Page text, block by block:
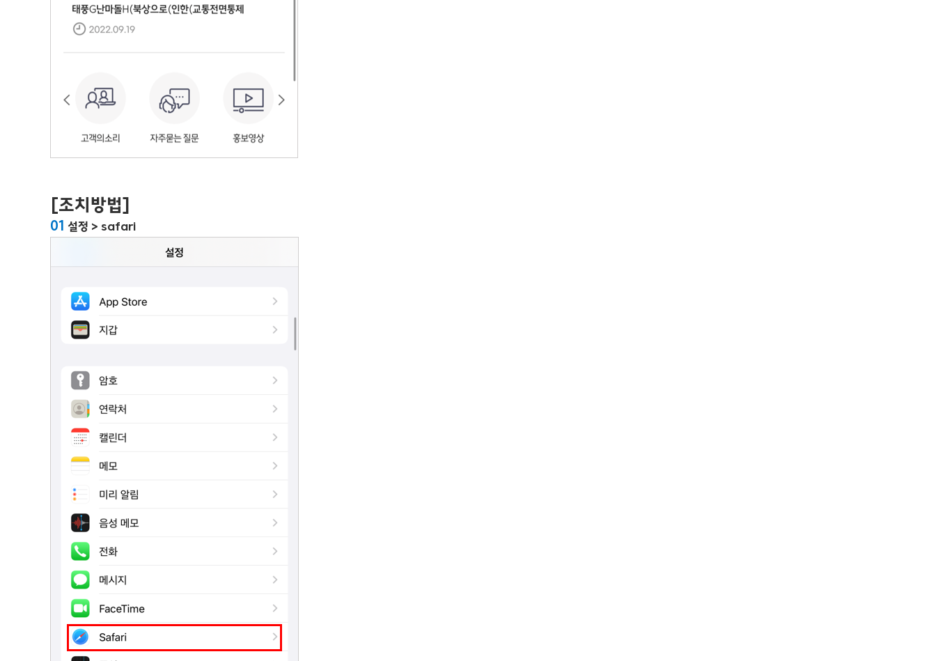
[조치방법]
01 설정 > safari